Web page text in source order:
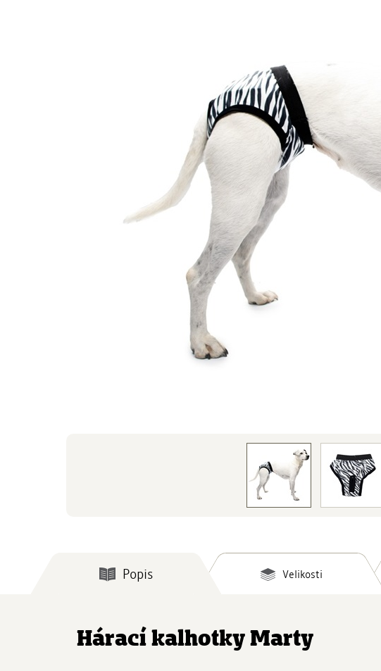
Popis Velikosti
Hárací kalhotky Marty